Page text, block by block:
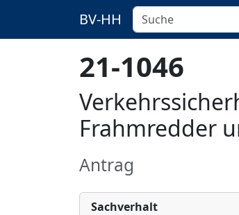
BV-HH
21-1046
Frahmredder
Antrag
Sachverhalt